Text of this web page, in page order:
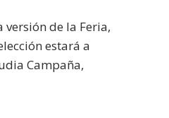
de la Feria,
estará a
Campaña,